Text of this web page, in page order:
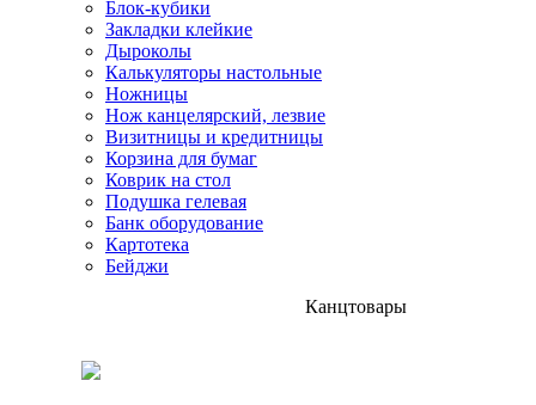
Блок-кубики
Закладки клейкие
Дыроколы
Калькуляторы настольные
Ножницы
Нож канцелярский, лезвие
Визитницы и кредитницы
Корзина для бумаг
Коврик на стол
Подушка гелевая
Банк оборудование
Картотека
Бейджи
Канцтовары